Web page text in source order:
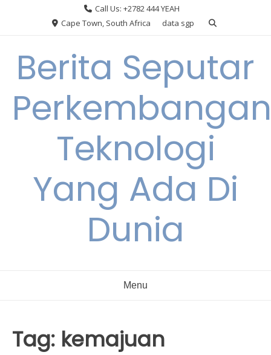
Call Us: +2782 444 YEAH
Cape Town, South Africa
data sgp
Berita Seputar
Perkembangan
Teknologi
Yang Ada Di
Dunia
Menu
Tag: kemajuan